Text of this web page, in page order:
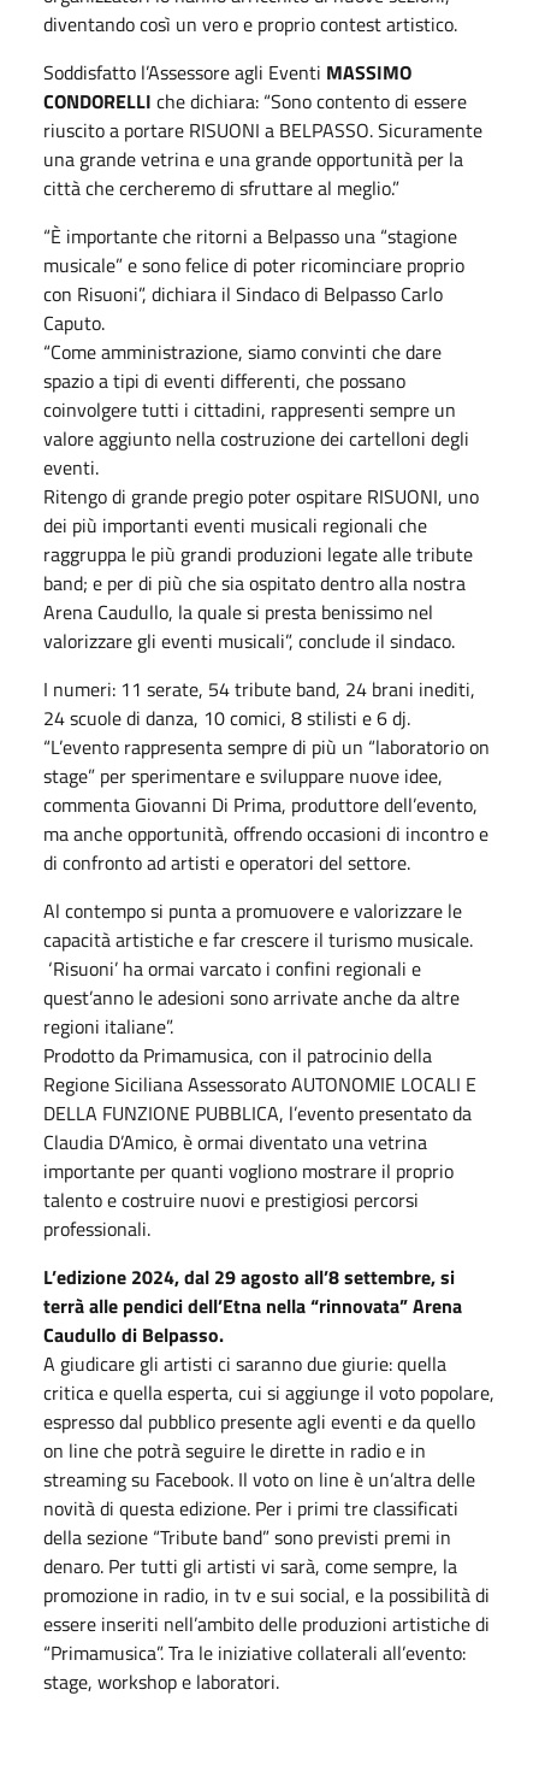
diventando così un vero e proprio contest artistico.
Soddisfatto l’Assessore agli Eventi MASSIMO
CONDORELLI che dichiara: “Sono contento di essere
riuscito a portare RISUONI a BELPASSO. Sicuramente
una grande vetrina e una grande opportunità per la
città che cercheremo di sfruttare al meglio.”
“È importante che ritorni a Belpasso una “stagione
musicale” e sono felice di poter ricominciare proprio
con Risuoni”, dichiara il Sindaco di Belpasso Carlo
Caputo.
“Come amministrazione, siamo convinti che dare
spazio a tipi di eventi differenti, che possano
coinvolgere tutti i cittadini, rappresenti sempre un
valore aggiunto nella costruzione dei cartelloni degli
eventi.
Ritengo di grande pregio poter ospitare RISUONI, uno
dei più importanti eventi musicali regionali che
raggruppa le più grandi produzioni legate alle tribute
band; e per di più che sia ospitato dentro alla nostra
Arena Caudullo, la quale si presta benissimo nel
valorizzare gli eventi musicali”, conclude il sindaco.
I numeri: 11 serate, 54 tribute band, 24 brani inediti,
24 scuole di danza, 10 comici, 8 stilisti e 6 dj.
“L’evento rappresenta sempre di più un “laboratorio on
stage” per sperimentare e sviluppare nuove idee,
commenta Giovanni Di Prima, produttore dell’evento,
ma anche opportunità, offrendo occasioni di incontro e
di confronto ad artisti e operatori del settore.
Al contempo si punta a promuovere e valorizzare le
capacità artistiche e far crescere il turismo musicale.
‘Risuoni’ ha ormai varcato i confini regionali e
quest’anno le adesioni sono arrivate anche da altre
regioni italiane”.
Prodotto da Primamusica, con il patrocinio della
Regione Siciliana Assessorato AUTONOMIE LOCALI E
DELLA FUNZIONE PUBBLICA, l’evento presentato da
Claudia D’Amico, è ormai diventato una vetrina
importante per quanti vogliono mostrare il proprio
talento e costruire nuovi e prestigiosi percorsi
professionali.
L’edizione 2024, dal 29 agosto all’8 settembre, si
terrà alle pendici dell’Etna nella “rinnovata” Arena
Caudullo di Belpasso.
A giudicare gli artisti ci saranno due giurie: quella
critica e quella esperta, cui si aggiunge il voto popolare,
espresso dal pubblico presente agli eventi e da quello
on line che potrà seguire le dirette in radio e in
streaming su Facebook. Il voto on line è un’altra delle
novità di questa edizione. Per i primi tre classificati
della sezione “Tribute band” sono previsti premi in
denaro. Per tutti gli artisti vi sarà, come sempre, la
promozione in radio, in tv e sui social, e la possibilità di
essere inseriti nell’ambito delle produzioni artistiche di
“Primamusica”. Tra le iniziative collaterali all’evento:
stage, workshop e laboratori.